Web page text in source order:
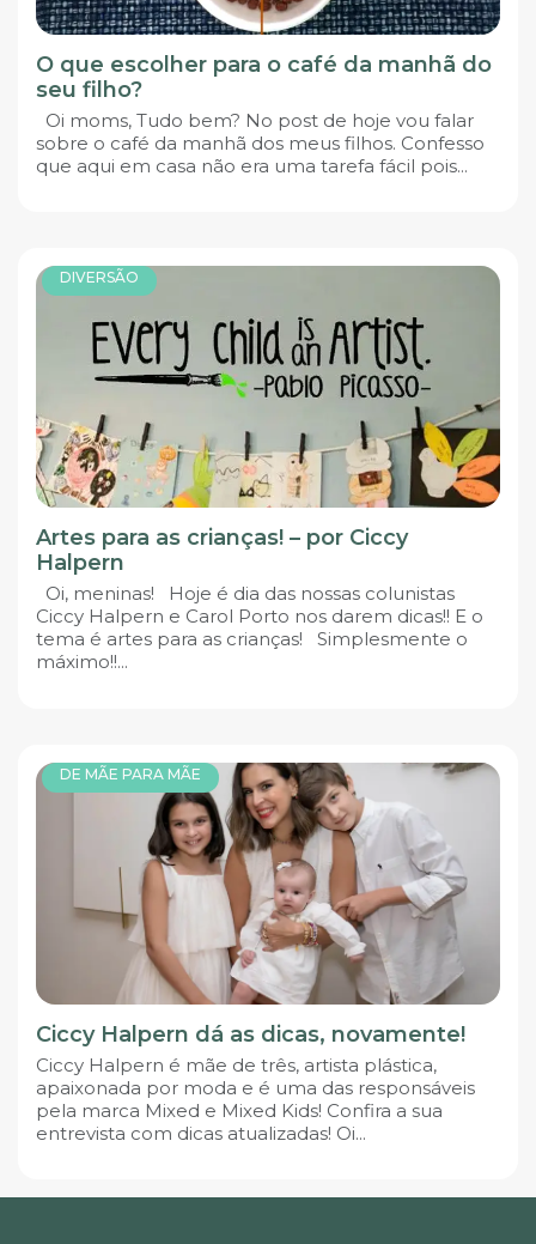
O que escolher para o café da manhã do
seu filho?
Oi moms, Tudo bem? No post de hoje vou falar
sobre o café da manhã dos meus filhos. Confesso
que aqui em casa não era uma tarefa fácil pois...
DIVERSÃO
Artes para as crianças! – por Ciccy
Halpern
Oi, meninas! Hoje é dia das nossas colunistas
Ciccy Halpern e Carol Porto nos darem dicas!! E o
tema é artes para as crianças! Simplesmente o
máximo!!...
DE MÃE PARA MÃE
Ciccy Halpern dá as dicas, novamente!
Ciccy Halpern é mãe de três, artista plástica,
apaixonada por moda e é uma das responsáveis
pela marca Mixed e Mixed Kids! Confira a sua
entrevista com dicas atualizadas! Oi...